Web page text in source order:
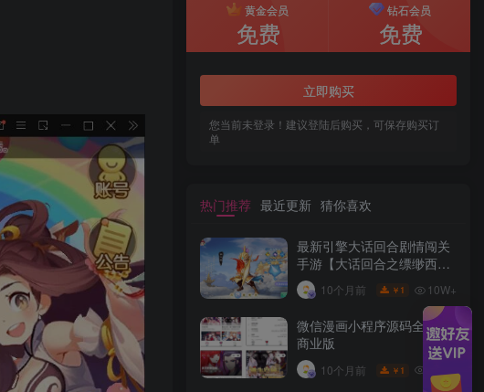
黄金会员
免费
钻石会员
免费
立即购买
您当前未登录！建议登陆后购买，可保存购买订
单
热门推荐 最近更新 猜你喜欢
最新引擎大话回合剧情闯关
手游【大话回合之缥缈西游
内丹版小熊修复版第二季】
GM总运营管理后台安卓苹
10个月前 ￥ 1 10W+
微信漫画小程序源码全开源
商业版
10个月前 ￥ 1